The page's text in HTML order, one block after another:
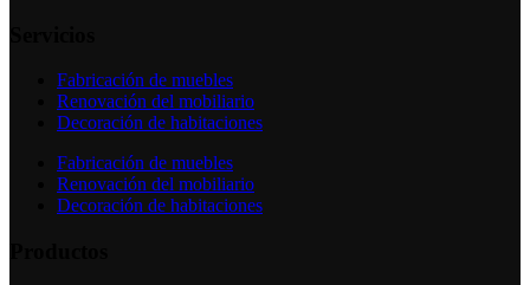
Fabricación de muebles
Renovación del mobiliario
Decoración de habitaciones
Fabricación de muebles
Renovación del mobiliario
Decoración de habitaciones